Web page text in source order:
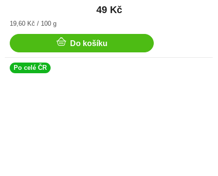
49 Kč
Měrná
19,60 Kč / 100 g
Do košíku
Po celé ČR